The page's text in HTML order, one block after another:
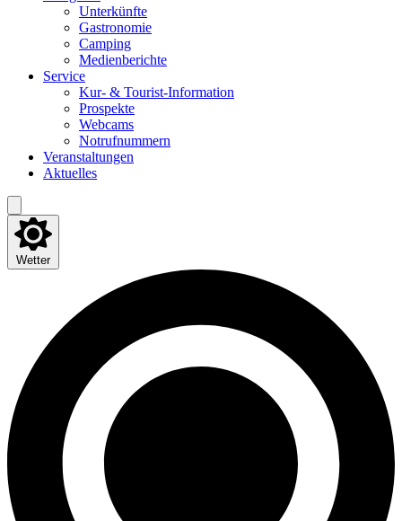
Unter­künf­te
Gas­tro­no­mie
Cam­ping
Medi­en­be­rich­te
Ser­vice
Kur- & Tourist-Information
Pro­spek­te
Web­cams
Not­ruf­num­mern
Ver­an­stal­tun­gen
Aktu­el­les
Wetter